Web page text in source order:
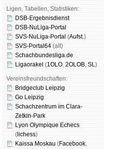
Ligen, Tabellen, Statistiken:
DSB-Ergebnisdienst
DSB-NuLiga-Portal
SVS-NuLiga-Portal (Aufst.)
SVS-Portal64 (alt)
Schachbundesliga.de
Ligaorakel (1OLO, 2OLOB, SL)
Vereinsfreundschaften:
Bridgeclub Leipzig
Go Leipzig
Schachzentrum im Clara-
Zetkin-Park
Lyon Olympique Echecs
( lichess)
Kaissa Moskau (Face­book,